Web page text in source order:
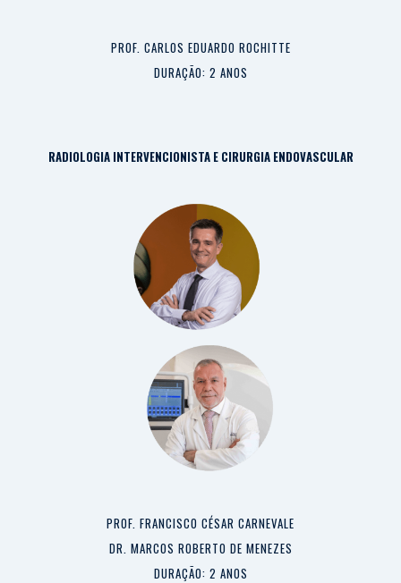
PROF. CARLOS EDUARDO ROCHITTE
DURAÇÃO: 2 ANOS
RADIOLOGIA INTERVENCIONISTA E CIRURGIA ENDOVASCULAR
PROF. FRANCISCO CÉSAR CARNEVALE
DR. MARCOS ROBERTO DE MENEZES
DURAÇÃO: 2 ANOS